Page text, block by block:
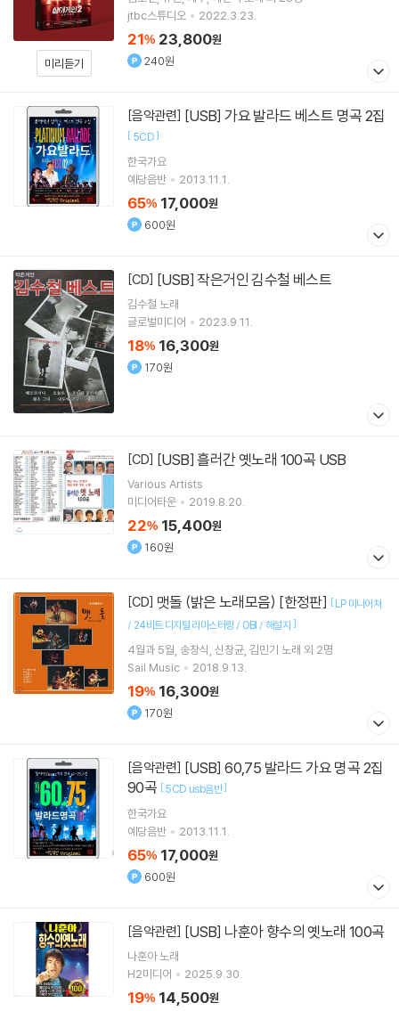
미리듣기
jtbc스튜디오
2022.3.23.
21% 23,800원
240원
[음악관련] [USB] 가요 발라드 베스트 명곡 2집
[ 5CD]
한국가요
예당음반
2013.11.1.
65% 17,000원
600원
[CD] [USB] 작은거인 김수철 베스트
김수철 노래
글로벌미디어
2023.9.11.
18% 16,300원
170원
[CD] [USB] 흘러간 옛노래 100곡 USB
Various Artists
미디어타운
2019.8.20.
22% 15,400원
160원
[CD] 맷돌 (밝은 노래모음) [한정판] [LP 미니어쳐
/ 24비트 디지털 리마스터링 / OBI / 해설지 ]
4월과 5월 송창식 신창균 김민기 노래 외 2명
Sail Music
2018.9.13.
19% 16,300원
170원
[음악관련]
90곡 [5CD usb음반]
한국가요
예당음반
2013.11.1.
65% 17,000원
600원
[음악관련] [USB] 나훈아 향수의 옛노래 100곡
나훈아노래
H2미디어
2025.9.30.
19% 14,500원